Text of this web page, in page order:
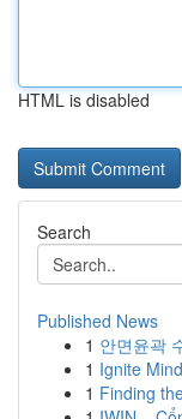
HTML is disabled
Search
Published News
1 안면윤곽
1 Ignite
1 Finding